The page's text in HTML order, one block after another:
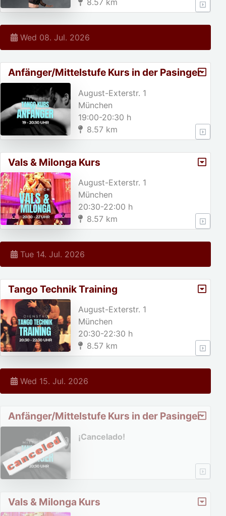
8.57 km
Wed 08. Jul. 2026
Anfänger/Mittelstufe Kurs in der Pasinger
Fabrik
August-Exterstr. 1
München
19:00-20:30 h
8.57 km
Vals & Milonga Kurs
August-Exterstr. 1
München
20:30-22:00 h
8.57 km
Tue 14. Jul. 2026
Tango Technik Training
August-Exterstr. 1
München
20:30-22:30 h
8.57 km
Wed 15. Jul. 2026
Anfänger/Mittelstufe Kurs in der Pasinger
Fabrik
¡Cancelado!
Vals & Milonga Kurs